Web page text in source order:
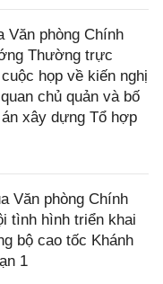
Văn phòng Chính
Thường trực
họp về kiến nghị
chủ quản và bố
xây dựng Tổ hợp
Văn phòng Chính
tình hình triển khai
bộ cao tốc Khánh
1